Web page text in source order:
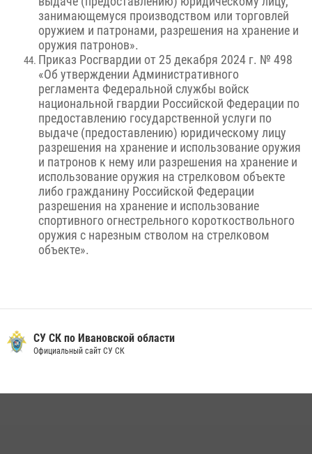
занимающемуся производством или торговлей
оружием и патронами, разрешения на хранение и
оружия патронов».
Приказ Росгвардии от 25 декабря 2024 г. № 498
«Об утверждении Административного
регламента Федеральной службы войск
национальной гвардии Российской Федерации по
предоставлению государственной услуги по
выдаче (предоставлению) юридическому лицу
разрешения на хранение и использование оружия
и патронов к нему или разрешения на хранение и
использование оружия на стрелковом объекте
либо гражданину Российской Федерации
разрешения на хранение и использование
спортивного огнестрельного короткоствольного
оружия с нарезным стволом на стрелковом
объекте».
СУ СК по Ивановской области
Официальный сайт СУ СК